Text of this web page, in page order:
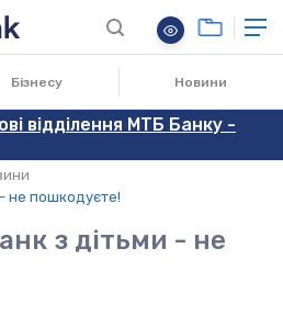
Бізнесу Новини
відділення МТБ Банку -
не пошкодуєте!
з дітьми - не
25.07.2018